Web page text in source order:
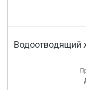
Водоотводящий